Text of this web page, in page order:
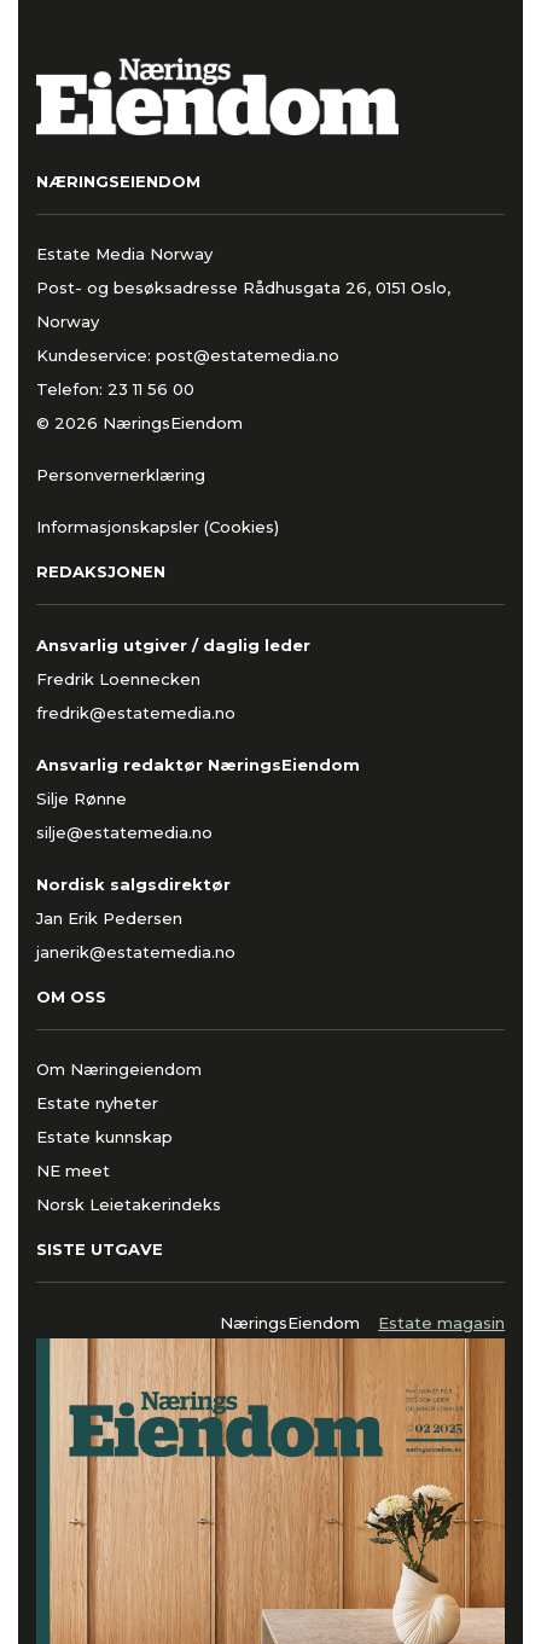
NÆRINGSEIENDOM
Estate Media Norway
Post- og besøksadresse Rådhusgata 26, 0151 Oslo,
Norway
Kundeservice: post@estatemedia.no
Telefon: 23 11 56 00
© 2026 NæringsEiendom
Personvernerklæring
Informasjonskapsler (Cookies)
REDAKSJONEN
Ansvarlig utgiver / daglig leder
Fredrik Loennecken
fredrik@estatemedia.no
Ansvarlig redaktør NæringsEiendom
Silje Rønne
silje@estatemedia.no
Nordisk salgsdirektør
Jan Erik Pedersen
janerik@estatemedia.no
OM OSS
Om Næringeiendom
Estate nyheter
Estate kunnskap
NE meet
Norsk Leietakerindeks
SISTE UTGAVE
NæringsEiendom Estate magasin